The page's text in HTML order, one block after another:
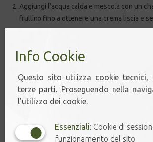
Aggiungi l’acqua calda e mescola con un
frullino fino a ottenere una crema liscia e
Sciogli l’Hojicha Powder come sopra, versa in
ghiaccio e aggiungi latte freddo o bevanda
servi.
📌 L’Hojicha Latte è una delle bevande più
Info Cookie
Questo sito utilizza cookie tecnici,
terze parti. Proseguendo nella
l’utilizzo dei cookie.
Essenziali: Cookie di
funzionamento del sito